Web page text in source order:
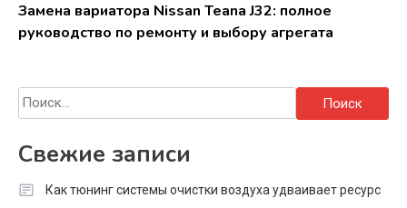
Замена вариатора Nissan Teana J32: полное
руководство по ремонту и выбору агрегата
Найти:
Свежие записи
Как тюнинг системы очистки воздуха удваивает ресурс